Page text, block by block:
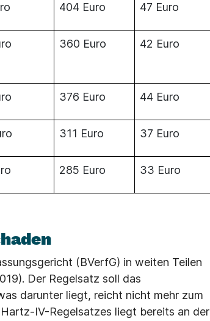
404 Euro 47 Euro
360 Euro 42 Euro
376 Euro 44 Euro
311 Euro 37 Euro
285 Euro 33 Euro
(BVerfG) in weiten Teilen
Der Regelsatz soll das
darunter liegt, reicht nicht mehr zum
IV-Regelsatzes liegt bereits an der